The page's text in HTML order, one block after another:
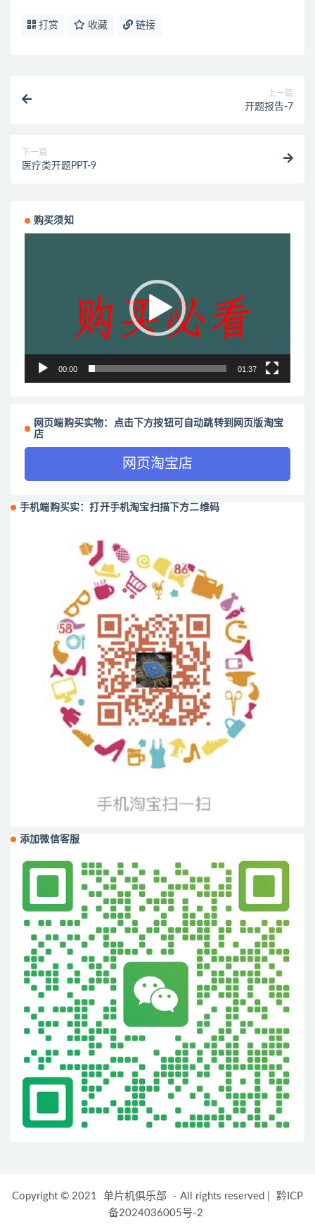
打赏 收藏 链接
上一篇
开题报告-7
下一篇
医疗类开题PPT-9
购买须知
00:00 01:37
网页端购买实物：点击下方按钮可自动跳转到网页版淘宝
店
网页淘宝店
手机端购买实：打开手机淘宝扫描下方二维码
添加微信客服
Copyright © 2021 单片机俱乐部 - All rights reserved
黔ICP
备2024036005号-2